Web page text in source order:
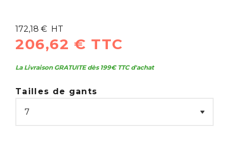
172,18 € HT
206,62 € TTC
La Livraison GRATUITE dès 199€ TTC d'achat
Tailles de gants